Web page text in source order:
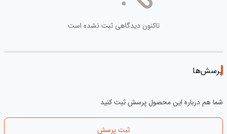
تاکنون دیدگاهی ثبت نشده است
پرسش‌ها
شما هم درباره این محصول پرسش ثبت کنید
ثبت پرسش